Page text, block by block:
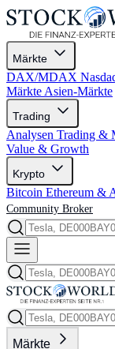
Märkte
DAX/MDAX
Märkte Asien-Märkte
Trading
Analysen Trading &
Value & Growth
Krypto
Bitcoin Ethereum &
Community Broker
Märkte